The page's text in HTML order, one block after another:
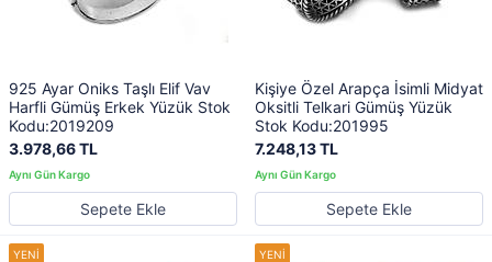
925 Ayar Oniks Taşlı Elif Vav
Harfli Gümüş Erkek Yüzük Stok
Kodu:2019209
3.978,66 TL
Sepete Ekle
Kişiye Özel Arapça İsimli Midyat
Oksitli Telkari Gümüş Yüzük
Stok Kodu:201995
7.248,13 TL
Sepete Ekle